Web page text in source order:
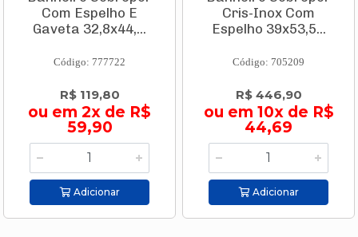
Com Espelho E
Gaveta 32,8x44,...
Código: 777722
R$ 119,80
ou em 2x de R$
59,90
Adicionar
Cris-Inox Com
Espelho 39x53,5...
Código: 705209
R$ 446,90
ou em 10x de R$
44,69
Adicionar